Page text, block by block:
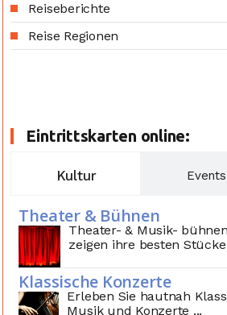
Reiseberichte
Reise Regionen
Eintrittskarten online:
Kultur Events
Theater & Bühnen
Theater- & Musik- bühnen
zeigen ihre besten Stücke
Klassische Konzerte
Erleben Sie hautnah
Musik und Konzerte ...